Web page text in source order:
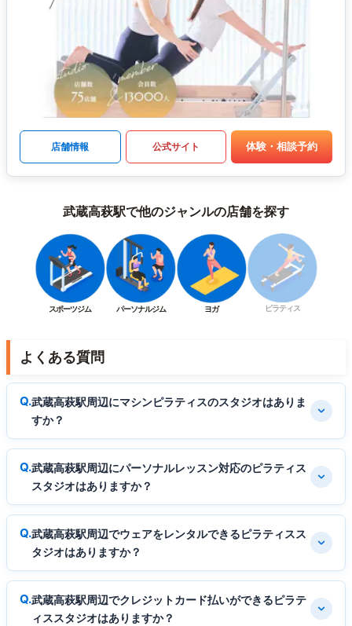
店舗情報 公式サイト 体験・相談予約
武蔵高萩駅で他のジャンルの店舗を探す
スポーツジム パーソナルジム ヨガ ピラティス
よくある質問
武蔵高萩駅周辺にマシンピラティスのスタジオはありま
すか？
武蔵高萩駅周辺にパーソナルレッスン対応のピラティス
スタジオはありますか？
武蔵高萩駅周辺でウェアをレンタルできるピラティスス
タジオはありますか？
武蔵高萩駅周辺でクレジットカード払いができるピラテ
ィススタジオはありますか？